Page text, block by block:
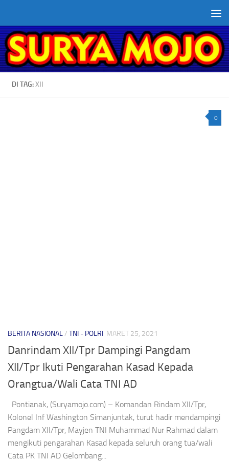
DI TAG:XII
0
BERITA NASIONAL/ TNI - POLRI MARET 25, 2021
Danrindam XII/Tpr Dampingi Pangdam
XII/Tpr Ikuti Pengarahan Kasad Kepada
Orangtua/Wali Cata TNI AD
Pontianak, (Suryamojo.com) – Komandan Rindam XII/Tpr,
Kolonel Inf Washington Simanjuntak, turut hadir mendampingi
Pangdam XII/Tpr, Mayjen TNI Muhammad Nur Rahmad dalam
mengikuti pengarahan Kasad kepada seluruh orang tua/wali
Cata PK TNI AD Gelombang...